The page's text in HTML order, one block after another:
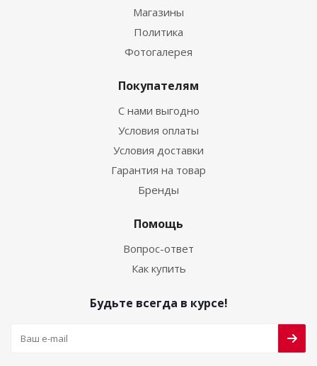
Магазины
Политика
Фотогалерея
Покупателям
С нами выгодно
Условия оплаты
Условия доставки
Гарантия на товар
Бренды
Помощь
Вопрос-ответ
Как купить
Будьте всегда в курсе!